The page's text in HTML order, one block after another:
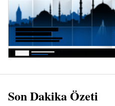
Son Dakika Özeti